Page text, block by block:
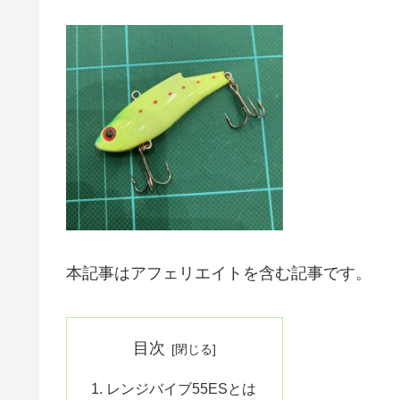
本記事はアフェリエイトを含む記事です。
目次
レンジバイブ55ESとは